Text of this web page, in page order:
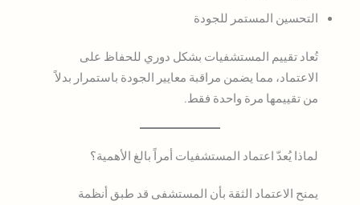
التحسين المستمر للجودة
تُعاد تقييم المستشفيات بشكل دوري للحفاظ على
الاعتماد، مما يضمن مراقبة معايير الجودة باستمرار بدلاً
من تقييمها مرة واحدة فقط.
لماذا يُعدّ اعتماد المستشفيات أمراً بالغ الأهمية؟
يمنح الاعتماد الثقة بأن المستشفى قد طبق أنظمة